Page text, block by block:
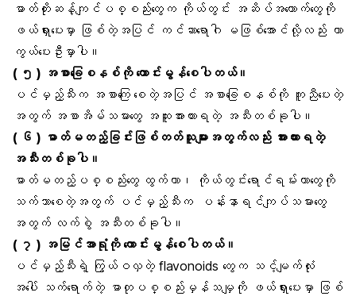
ဓာတ်တိုးဆန့်ကျင်ပစ္စည်းတွေက ကိုယ်တွင်း အဆိပ်အတောက်တွေကို
ဖယ်ရှားပေးမှာ ဖြစ်တဲ့အပြင် ကင်ဆာရောဂါ မဖြစ်အောင်လို့လည်း ကာ
ကွယ်ပေးဦးမှာပါ။
( ၅ ) အစာခြေစနစ် ကို ကောင်းမွန်စေပါတယ်။
ပင်မှည့်သီးက အစာကြေစေတဲ့အပြင် အစာခြေစနစ်ကို ကူညီပေးတဲ့
အတွက် အစာအိမ်သမားတွေ အထူးအားထားရတဲ့ အသီးတစ်ခုပါ။
( ၆ ) ဓာတ်မတည့်ခြင်းဖြစ်တတ်သူများအတွက်လည်း အားထားရတဲ့
အသီးတစ်ခုပါ။
ဓာတ်မတည့်ပစ္စည်းတွေ ထွက်တာ၊ ကိုယ်တွင်းရောင်ရမ်းတာတွေကို
သက်သာစေတဲ့အတွက် ပင်မှည့်သီးက
ပန်းနာရင်ကျပ် သမားတွေ
အတွက် လက်စွဲ အသီးတစ်ခုပါ။
( ၇ ) အမြင်အာရုံကို ကောင်းမွန်စေပါတယ်။
ပင်မှည့်သီးရဲ့ ကြွယ်ဝလှတဲ့ flavonoids တွေက သင့်မျက်လုံး
အပေါ် သက်ရောက်တဲ့ ဓာတုပစ္စည်းမှန်သမျှကို ဖယ်ရှားပေးမှာ ဖြစ်